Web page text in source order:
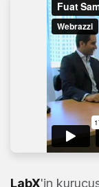
LabX'in